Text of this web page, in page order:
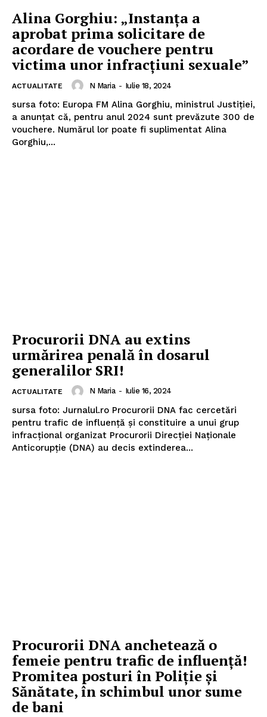
Alina Gorghiu: „Instanța a
aprobat prima solicitare de
acordare de vouchere pentru
victima unor infracțiuni sexuale”
ACTUALITATE N Maria - Iulie 18, 2024
sursa foto: Europa FM Alina Gorghiu, ministrul Justiției,
a anunțat că, pentru anul 2024 sunt prevăzute 300 de
vouchere. Numărul lor poate fi suplimentat Alina
Gorghiu,...
Procurorii DNA au extins
urmărirea penală în dosarul
generalilor SRI!
ACTUALITATE N Maria - Iulie 16, 2024
sursa foto: Jurnalul.ro Procurorii DNA fac cercetări
pentru trafic de influență și constituire a unui grup
infracțional organizat Procurorii Direcției Naționale
Anticorupție (DNA) au decis extinderea...
Procurorii DNA anchetează o
femeie pentru trafic de influență!
Promitea posturi în Poliție și
Sănătate, în schimbul unor sume
de bani